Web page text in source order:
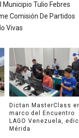
Municipio Tulio Febres
Comisión De Partidos
Vivas
Dictan MasterClass
marco del Encuentro
LAGO Venezuela,
Mérida